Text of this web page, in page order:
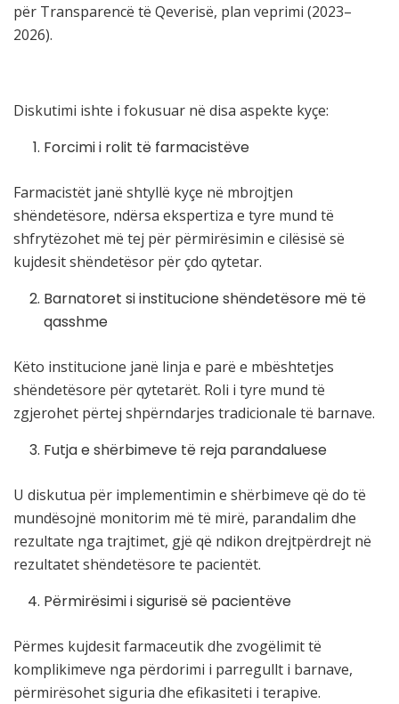
për Transparencë të Qeverisë, plan veprimi (2023–
2026).
Diskutimi ishte i fokusuar në disa aspekte kyçe:
Forcimi i rolit të farmacistëve
Farmacistët janë shtyllë kyçe në mbrojtjen
shëndetësore, ndërsa ekspertiza e tyre mund të
shfrytëzohet më tej për përmirësimin e cilësisë së
kujdesit shëndetësor për çdo qytetar.
Barnatoret si institucione shëndetësore më të
qasshme
Këto institucione janë linja e parë e mbështetjes
shëndetësore për qytetarët. Roli i tyre mund të
zgjerohet përtej shpërndarjes tradicionale të barnave.
Futja e shërbimeve të reja parandaluese
U diskutua për implementimin e shërbimeve që do të
mundësojnë monitorim më të mirë, parandalim dhe
rezultate nga trajtimet, gjë që ndikon drejtpërdrejt në
rezultatet shëndetësore te pacientët.
Përmirësimi i sigurisë së pacientëve
Përmes kujdesit farmaceutik dhe zvogëlimit të
komplikimeve nga përdorimi i parregullt i barnave,
përmirësohet siguria dhe efikasiteti i terapive.